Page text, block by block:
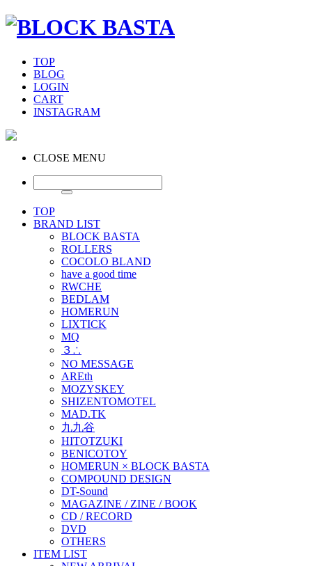
TOP
BLOG
LOGIN
CART
INSTAGRAM
CLOSE MENU
TOP
BRAND LIST
BLOCK BASTA
ROLLERS
COCOLO BLAND
have a good time
RWCHE
BEDLAM
HOMERUN
LIXTICK
MQ
３∴
NO MESSAGE
AREth
MOZYSKEY
SHIZENTOMOTEL
MAD.TK
九九谷
HITOTZUKI
BENICOTOY
HOMERUN × BLOCK BASTA
COMPOUND DESIGN
DT-Sound
MAGAZINE / ZINE / BOOK
CD / RECORD
DVD
OTHERS
ITEM LIST